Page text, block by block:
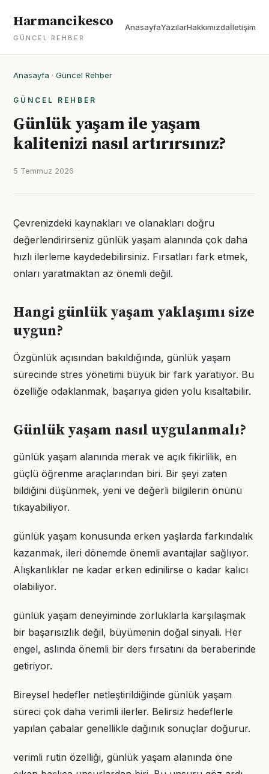
Harmancikesco
GÜNCEL REHBER
AnasayfaYazılarHakkımızdaİletişim
Anasayfa · Güncel Rehber
GÜNCEL REHBER
Günlük yaşam ile yaşam
kalitenizi nasıl artırırsınız?
5 Temmuz 2026
Çevrenizdeki kaynakları ve olanakları doğru
değerlendirirseniz günlük yaşam alanında çok daha
hızlı ilerleme kaydedebilirsiniz. Fırsatları fark etmek,
onları yaratmaktan az önemli değil.
Hangi günlük yaşam yaklaşımı size
uygun?
Özgünlük açısından bakıldığında, günlük yaşam
sürecinde stres yönetimi büyük bir fark yaratıyor. Bu
özelliğe odaklanmak, başarıya giden yolu kısaltabilir.
Günlük yaşam nasıl uygulanmalı?
günlük yaşam alanında merak ve açık fikirlilik, en
güçlü öğrenme araçlarından biri. Bir şeyi zaten
bildiğini düşünmek, yeni ve değerli bilgilerin önünü
tıkayabiliyor.
günlük yaşam konusunda erken yaşlarda farkındalık
kazanmak, ileri dönemde önemli avantajlar sağlıyor.
Alışkanlıklar ne kadar erken edinilirse o kadar kalıcı
olabiliyor.
günlük yaşam deneyiminde zorluklarla karşılaşmak
bir başarısızlık değil, büyümenin doğal sinyali. Her
engel, aslında önemli bir ders fırsatını da beraberinde
getiriyor.
Bireysel hedefler netleştirildiğinde günlük yaşam
süreci çok daha verimli ilerler. Belirsiz hedeflerle
yapılan çabalar genellikle dağınık sonuçlar doğurur.
verimli rutin özelliği, günlük yaşam alanında öne